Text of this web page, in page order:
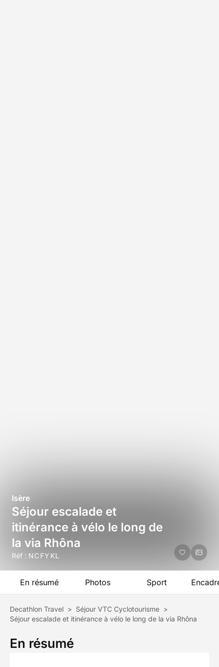
Isère
Séjour escalade et
itinérance à vélo le long de
la via Rhôna
Réf : NCFYKL
En résumé Photos Sport
Decathlon Travel > Séjour VTC Cyclotourisme >
Séjour escalade et itinérance à vélo le long de la via Rhôna
En résumé